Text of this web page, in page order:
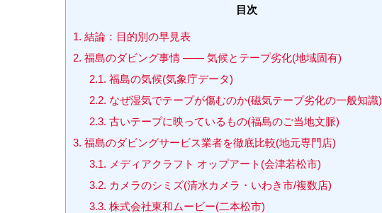
目次
1. 結論：目的別の早見表
2. 福島のダビング事情 ―― 気候とテープ劣化(地域固有)
2.1. 福島の気候(気象庁データ)
2.2. なぜ湿気でテープが傷むのか(磁気テープ劣化の一般知識)
2.3. 古いテープに映っているもの(福島のご当地文脈)
3. 福島のダビングサービス業者を徹底比較(地元専門店)
3.1. メディアクラフト オップアート(会津若松市)
3.2. カメラのシミズ(清水カメラ・いわき市/複数店)
3.3. 株式会社東和ムービー(二本松市)